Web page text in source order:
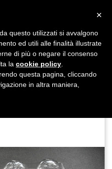
shopping_cart

×
questo utilizzati si avvalgono
ed utili alle finalità illustrate
di più o negare il consenso
la cookie policy
questa pagina, cliccando
in altra maniera,